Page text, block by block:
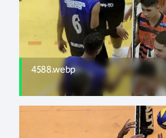
4588.webp